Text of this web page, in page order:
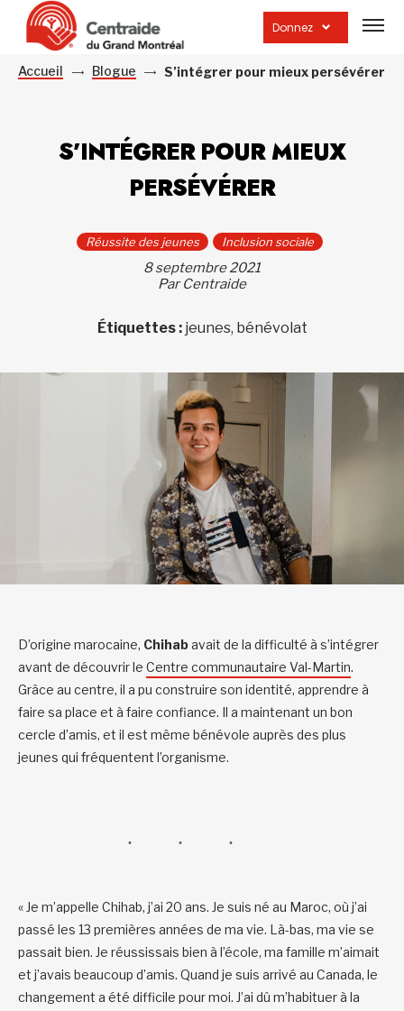
Donnez
la
Accueil Blogue S’intégrer pour mieux persévérer
S’INTÉGRER POUR MIEUX
PERSÉVÉRER
Réussite des jeunes Inclusion sociale
8 septembre 2021
Par Centraide
Étiquettes : jeunes, bénévolat
D’origine marocaine, Chihabavait de la difficulté à s’intégrer
avant de découvrir le Centre communautaire Val-Martin.
Grâce au centre, il a pu construire son identité, apprendre à
faire sa place et à faire confiance. Il a maintenant un bon
cercle d’amis, et il est même bénévole auprès des plus
jeunes qui fréquentent l’organisme.
« Je m’appelle Chihab, j’ai 20 ans. Je suis né au Maroc, où j’ai
passé les 13 premières années de ma vie. Là-bas, ma vie se
passait bien. Je réussissais bien à l’école, ma famille m’aimait
et j’avais beaucoup d’amis. Quand je suis arrivé au Canada, le
changement a été difficile pour moi. J’ai dû m’habituer à la